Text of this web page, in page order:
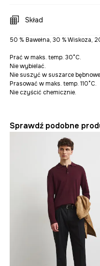
Skład
50 % Bawełna, 30 % Wiskoza,
Prać w maks. temp. 30°C.
Nie wybielać.
Nie suszyć w suszarce
Prasować w maks. temp. 110°C.
Nie czyścić chemicznie.
Sprawdź podobne